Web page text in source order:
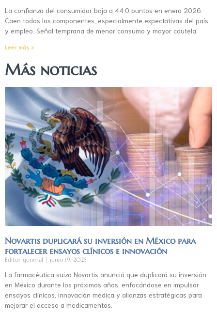
La confianza del consumidor baja a 44.0 puntos en enero 2026.
Caen todos los componentes, especialmente expectativas del país
y empleo. Señal temprana de menor consumo y mayor cautela.
Leer más »
Más noticias
Novartis duplicará su inversión en México para
fortalecer ensayos clínicos e innovación
Editor general junio 19, 2025
La farmacéutica suiza Novartis anunció que duplicará su inversión
en México durante los próximos años, enfocándose en impulsar
ensayos clínicos, innovación médica y alianzas estratégicas para
mejorar el acceso a medicamentos.